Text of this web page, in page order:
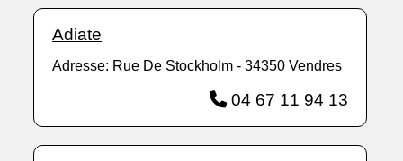
Adiate
Adresse: Rue De Stockholm - 34350 Vendres
04 67 11 94 13